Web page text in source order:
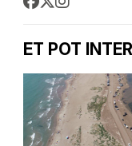
ET POT